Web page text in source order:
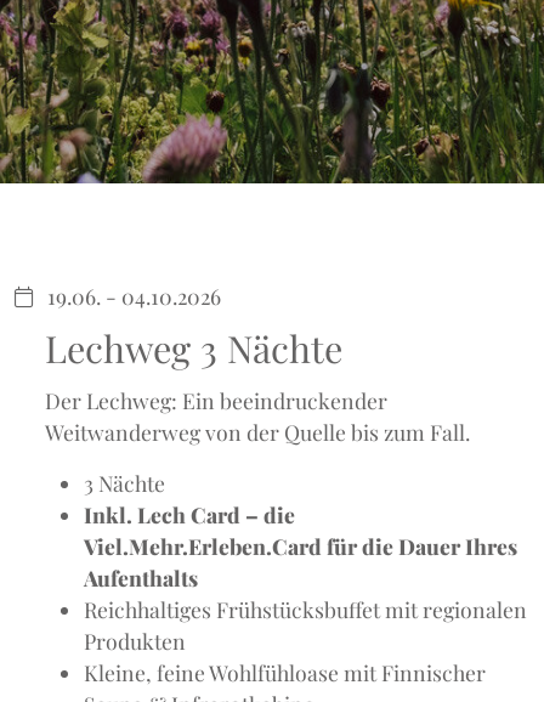
19.06. - 04.10.2026
Lechweg 3 Nächte
Der Lechweg: Ein beeindruckender
Weitwanderweg von der Quelle bis zum Fall.
3 Nächte
Inkl. Lech Card – die
Viel.Mehr.Erleben.Card für die Dauer Ihres
Aufenthalts
Reichhaltiges Frühstücksbuffet mit regionalen
Produkten
Kleine, feine Wohlfühloase mit Finnischer